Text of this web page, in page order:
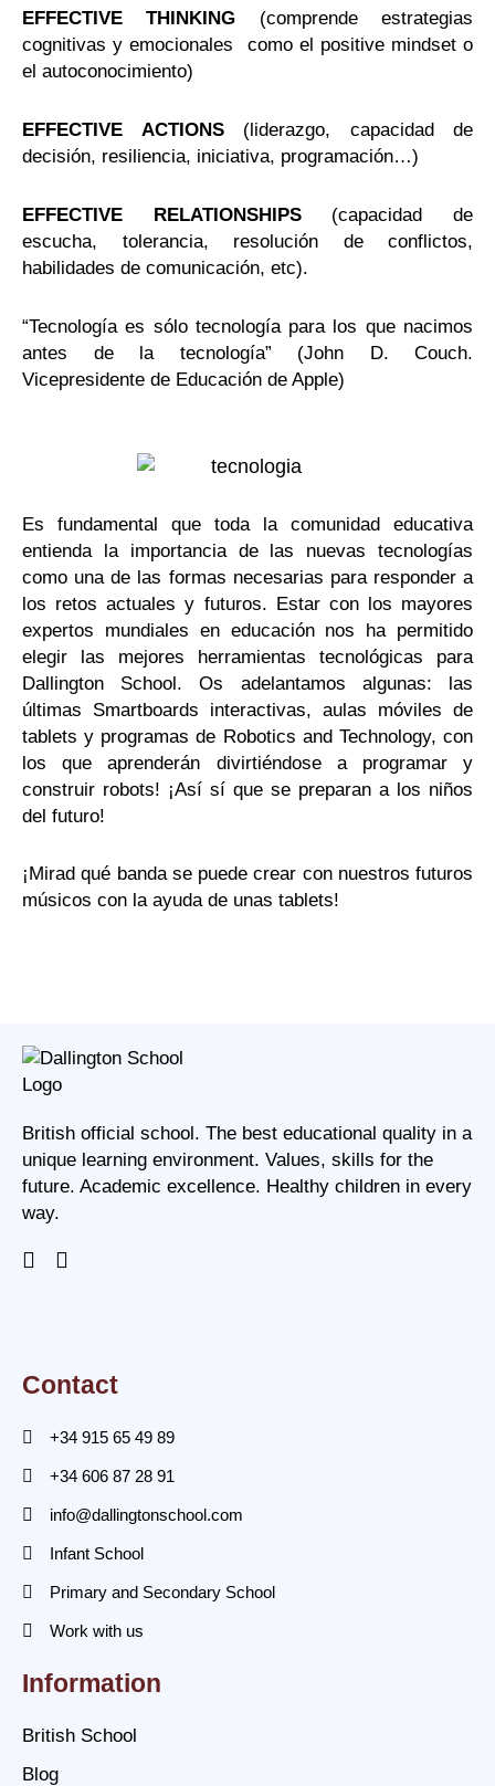
EFFECTIVE THINKING (comprende estrategias
cognitivas y emocionales como el positive mindset o
el autoconocimiento)
EFFECTIVE ACTIONS(liderazgo, capacidad de
decisión, resiliencia, iniciativa, programación…)
EFFECTIVE RELATIONSHIPS(capacidad de
escucha, tolerancia, resolución de conflictos,
habilidades de comunicación, etc).
“Tecnología es sólo tecnología para los que nacimos
antes de la tecnología” (John D. Couch.
Vicepresidente de Educación de Apple)
Es fundamental que toda la comunidad educativa
entienda la importancia de las nuevas tecnologías
como una de las formas necesarias para responder a
los retos actuales y futuros. Estar con los mayores
expertos mundiales en educación nos ha permitido
elegir las mejores herramientas tecnológicas para
Dallington School. Os adelantamos algunas: las
últimas Smartboards interactivas, aulas móviles de
tablets y programas de Robotics and Technology, con
los que aprenderán divirtiéndose a programar y
construir robots! ¡Así sí que se preparan a los niños
del futuro!
¡Mirad qué banda se puede crear con nuestros futuros
músicos con la ayuda de unas tablets!
British official school. The best educational quality in a
unique learning environment. Values, skills for the
future. Academic excellence. Healthy children in every
way.
Contact
+34 915 65 49 89
+34 606 87 28 91
info@dallingtonschool.com
Infant School
Primary and Secondary School
Work with us
Information
British School
Blog